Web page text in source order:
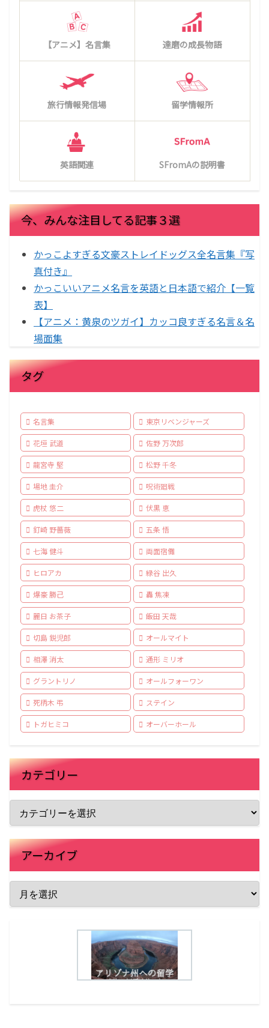
【アニメ】名言集 達磨の成長物語
旅行情報発信場 留学情報所
英語関連 SFromAの説明書
今、みんな注目してる記事３選
かっこよすぎる文豪ストレイドッグス全名言集『写
真付き』
かっこいいアニメ名言を英語と日本語で紹介【一覧
表】
【アニメ：黄泉のツガイ】カッコ良すぎる名言＆名
場面集
タグ
名言集 東京リベンジャーズ
花垣 武道 佐野 万次郎
龍宮寺 堅 松野 千冬
場地 圭介 呪術廻戦
虎杖 悠二 伏黒 恵
釘崎 野薔薇 五条 悟
七海 健斗 両面宿儺
ヒロアカ 緑谷 出久
爆豪 勝己 轟 焦凍
麗日 お茶子 飯田 天哉
切島 鋭児郎 オールマイト
相澤 消太 通形 ミリオ
グラントリノ オールフォーワン
死柄木 弔 ステイン
トガヒミコ オーバーホール
カテゴリー
アーカイブ